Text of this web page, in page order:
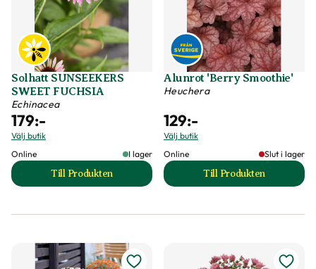
Solhatt SUNSEEKERS
SWEET FUCHSIA
Echinacea
179:-
Välj butik
Online
I lager
Till Produkten
till Solhatt SUNSEEKERS SWEET FUCHSIA
Alunrot 'Berry Smoothie'
Heuchera
129:-
Välj butik
Online
Slut i lager
Till Produkten
till Alunrot 'Berry